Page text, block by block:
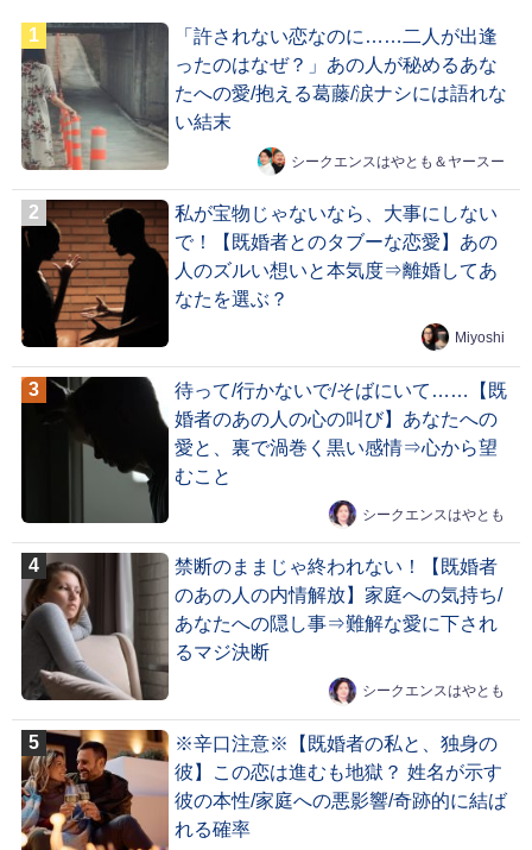
「許されない恋なのに……二人が出逢
ったのはなぜ？」あの人が秘めるあな
たへの愛/抱える葛藤/涙ナシには語れな
い結末
シークエンスはやとも＆ヤースー
私が宝物じゃないなら、大事にしない
で！【既婚者とのタブーな恋愛】あの
人のズルい想いと本気度⇒離婚してあ
なたを選ぶ？
Miyoshi
待って/行かないで/そばにいて……【既
婚者のあの人の心の叫び】あなたへの
愛と、裏で渦巻く黒い感情⇒心から望
むこと
シークエンスはやとも
禁断のままじゃ終われない！【既婚者
のあの人の内情解放】家庭への気持ち/
あなたへの隠し事⇒難解な愛に下され
るマジ決断
シークエンスはやとも
※辛口注意※【既婚者の私と、独身の
彼】この恋は進むも地獄？ 姓名が示す
彼の本性/家庭への悪影響/奇跡的に結ば
れる確率